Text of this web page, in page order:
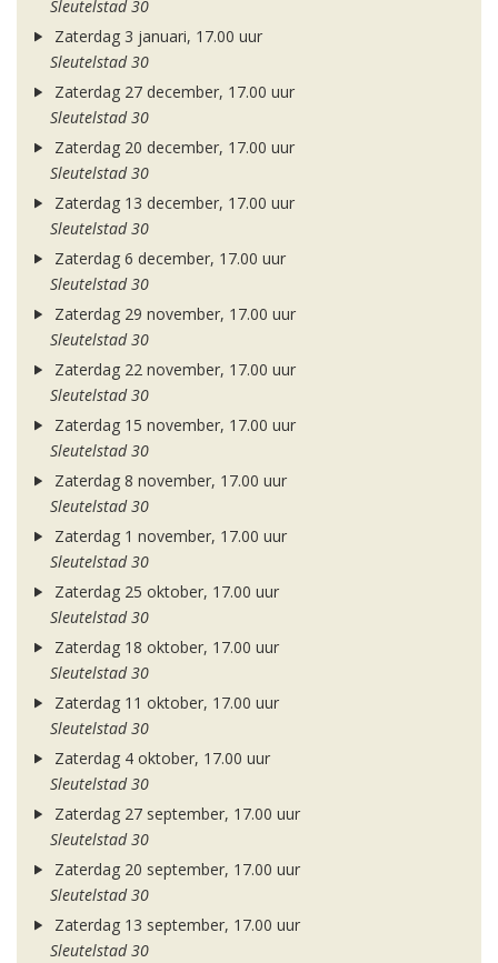
Sleutelstad 30
Zaterdag 3 januari, 17.00 uur
Sleutelstad 30
Zaterdag 27 december, 17.00 uur
Sleutelstad 30
Zaterdag 20 december, 17.00 uur
Sleutelstad 30
Zaterdag 13 december, 17.00 uur
Sleutelstad 30
Zaterdag 6 december, 17.00 uur
Sleutelstad 30
Zaterdag 29 november, 17.00 uur
Sleutelstad 30
Zaterdag 22 november, 17.00 uur
Sleutelstad 30
Zaterdag 15 november, 17.00 uur
Sleutelstad 30
Zaterdag 8 november, 17.00 uur
Sleutelstad 30
Zaterdag 1 november, 17.00 uur
Sleutelstad 30
Zaterdag 25 oktober, 17.00 uur
Sleutelstad 30
Zaterdag 18 oktober, 17.00 uur
Sleutelstad 30
Zaterdag 11 oktober, 17.00 uur
Sleutelstad 30
Zaterdag 4 oktober, 17.00 uur
Sleutelstad 30
Zaterdag 27 september, 17.00 uur
Sleutelstad 30
Zaterdag 20 september, 17.00 uur
Sleutelstad 30
Zaterdag 13 september, 17.00 uur
Sleutelstad 30